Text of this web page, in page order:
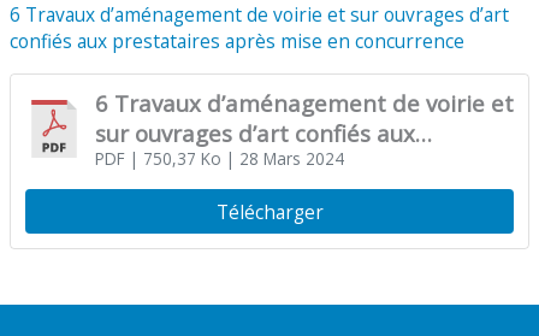
6 Travaux d’aménagement de voirie et sur ouvrages d’art
confiés aux prestataires après mise en concurrence
6 Travaux d’aménagement de voirie et
sur ouvrages d’art confiés aux
prestataires après mise en
concurrence
PDF| 750,37 Ko | 28 Mars 2024
Télécharger